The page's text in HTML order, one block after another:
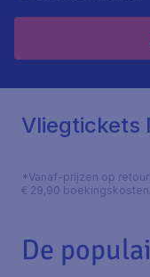
Vliegtickets
*Vanaf-prijzen op
€ 29,90 boekingskosten.
De